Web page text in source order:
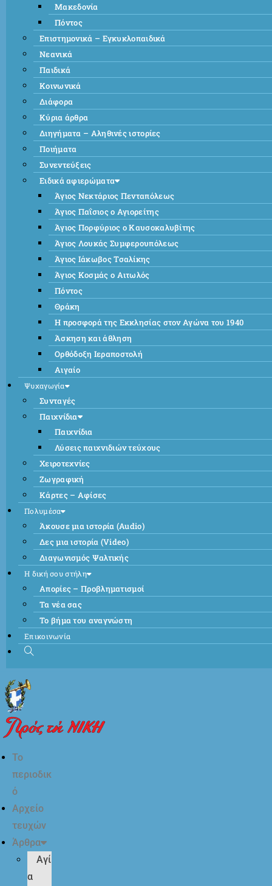
Μακεδονία
Πόντος
Επιστημονικά – Εγκυκλοπαιδικά
Νεανικά
Παιδικά
Κοινωνικά
Διάφορα
Κύρια άρθρα
Διηγήματα – Αληθινές ιστορίες
Ποιήματα
Συνεντεύξεις
Ειδικά αφιερώματα
Άγιος Νεκτάριος Πενταπόλεως
Άγιος Παΐσιος ο Αγιορείτης
Άγιος Πορφύριος ο Καυσοκαλυβίτης
Άγιος Λουκάς Συμφερουπόλεως
Άγιος Ιάκωβος Τσαλίκης
Άγιος Κοσμάς ο Αιτωλός
Πόντος
Θράκη
Η προσφορά της Εκκλησίας στον Αγώνα του 1940
Άσκηση και άθληση
Ορθόδοξη Ιεραποστολή
Αιγαίο
Ψυχαγωγία
Συνταγές
Παιχνίδια
Παιχνίδια
Λύσεις παιχνιδιών τεύχους
Χειροτεχνίες
Ζωγραφική
Κάρτες – Αφίσες
Πολυμέσα
Άκουσε μια ιστορία (Audio)
Δες μια ιστορία (Video)
Διαγωνισμός Ψαλτικής
Η δική σου στήλη
Απορίες – Προβληματισμοί
Τα νέα σας
Το βήμα του αναγνώστη
Επικοινωνία
Το
περιοδικ
ό
Αρχείο
τευχών
Άρθρα
Αγί
α